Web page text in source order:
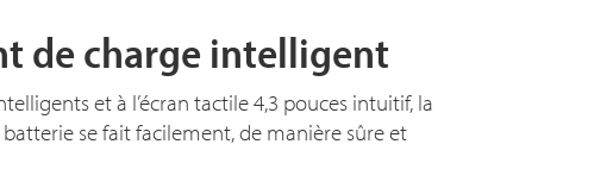
de charge intelligent
et à l’écran tactile4,3 pouces intuitif, la
se fait facilement, de manière sûre et